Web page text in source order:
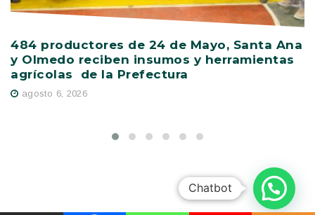
484 productores de 24 de Mayo, Santa Ana
y Olmedo reciben insumos y herramientas
agrícolas de la Prefectura
agosto 6, 2026
Chatbot